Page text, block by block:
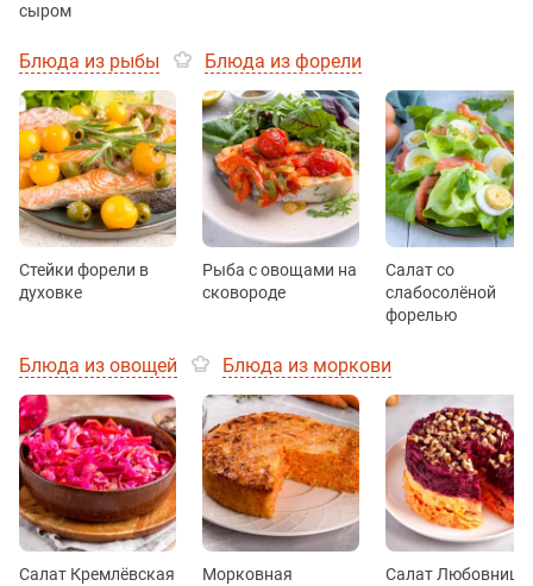
сыром
Блюда из рыбы Блюда из форели
Стейки форели в
духовке
Рыба с овощами на
сковороде
Салат со
слабосолёной
форелью
Блюда из овощей Блюда из моркови
Салат Кремлёвская
Морковная
Салат Любовница